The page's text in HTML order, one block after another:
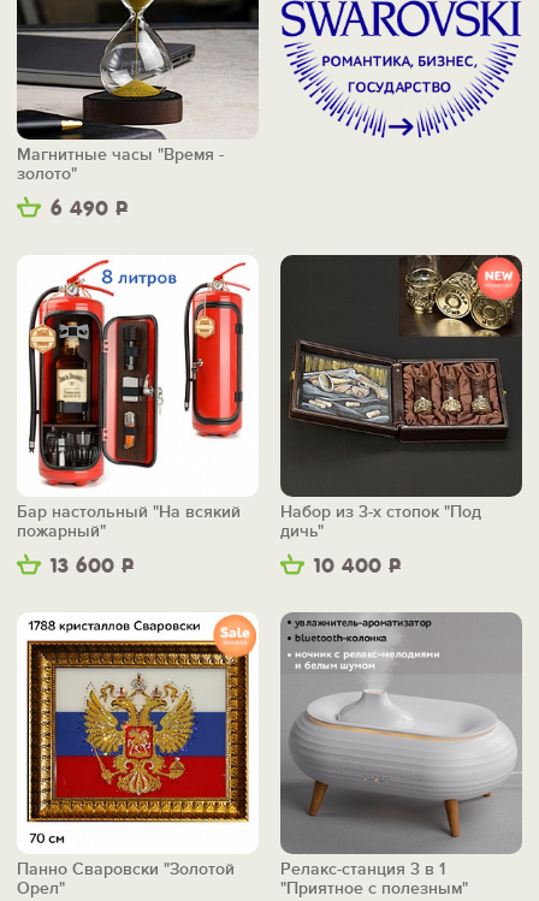
6 490 Р
Магнитные часы "Время -
золото"
13 600 Р
Бар настольный "На всякий
пожарный"
10 400 Р
Набор из 3-х стопок "Под
дичь"
Панно Сваровски "Золотой
Орел"
Релакс-станция 3 в 1
"Приятное с полезным"